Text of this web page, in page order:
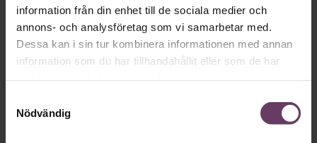
information från din enhet till de sociala medier och
annons- och analysföretag som vi samarbetar med.
Dessa kan i sin tur kombinera informationen med annan
information som du har tillhandahållit eller som de har
Nödvändig
Chefakademin Talks
#15: Så vaccinerar ni er
mot destruktivt